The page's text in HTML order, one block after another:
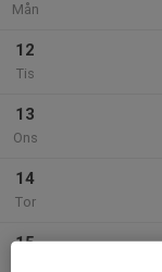
Mån
12
Tis
13
Ons
14
Tor
15